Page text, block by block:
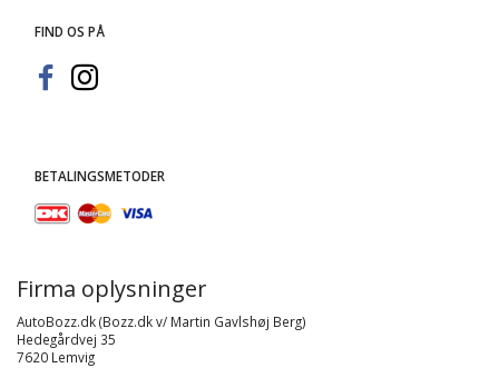
FIND OS PÅ
BETALINGSMETODER
Firma oplysninger
AutoBozz.dk (Bozz.dk v/ Martin Gavlshøj Berg)
Hedegårdvej 35
7620 Lemvig